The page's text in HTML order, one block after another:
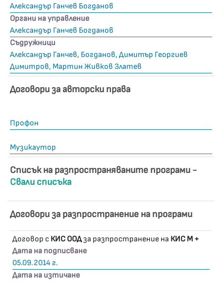
Александър Ганчев Богданов
Органи на управление
Александър Ганчев Богданов
Съдружници
Александър Ганчев, Богданов, Димитър Георгиев
Димитров, Мартин Живков Златев
Договори за авторски права
Профон
Музикаутор
Списък на разпространяваните програми -
Свали списъка
Договори за разпространение на програми
Договор с КИС ООДза разпространение на КИС М +
Дата на подписване
05.09.2014 г.
Дата на изтичане